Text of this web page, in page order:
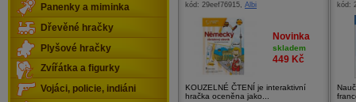
kód: 29eef76915, Albi
Novinka
skladem
449 Kč
KOUZELNÉ ČTENÍ je interaktivní
hračka oceněna jako...
kód:
Panenky a miminka
Dřevěné hračky
Plyšové hračky
Zvířátka a figurky
Vojáci, policie, indiáni